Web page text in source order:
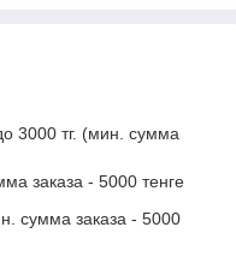
3000 тг. (мин. сумма
заказа - 5000 тенге
сумма заказа - 5000